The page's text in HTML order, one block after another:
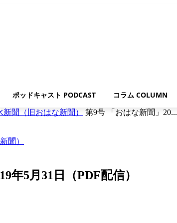
ポッドキャスト PODCAST コラム COLUMN
聞（旧おはな新聞） 第9号 「おはな新聞」20...
聞）
年5月31日（PDF配信）